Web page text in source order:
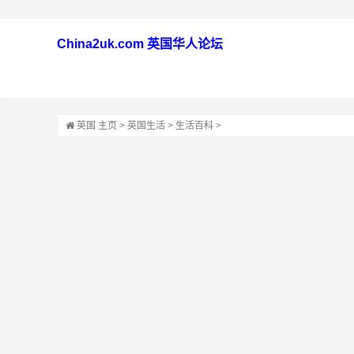
China2uk.com 英国华人论坛
英国 主页 > 英国生活 > 生活百科 >